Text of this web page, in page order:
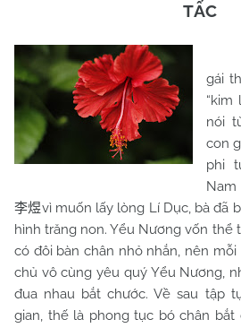
TẤC
gái
“kim
nói
con
phi
Nam
李煜vì muốn lấy lòng Lí Dục, bà đã
hình trăng non. Yểu Nương vốn thể
có đôi bàn chân nhỏ nhắn, nên mỗi
chủ vô cùng yêu quý Yểu Nương,
đua nhau bắt chước. Về sau tập
gian, thế là phong tục bó chân